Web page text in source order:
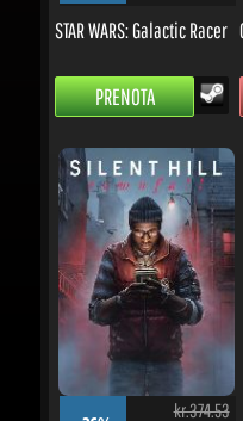
PRENOTA
-26%
kr.374.53
kr.239.36
Silent Hill: Townfall